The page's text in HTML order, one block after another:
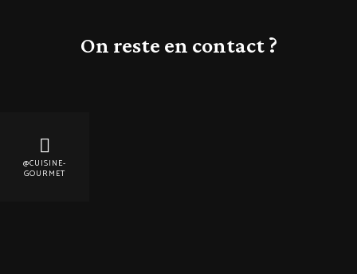
On reste en contact ?
@CUISINE-
GOURMET